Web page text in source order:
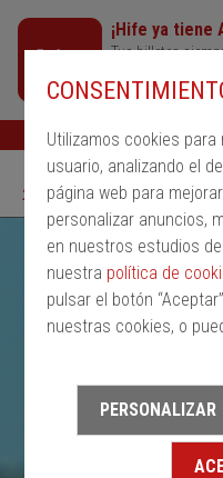
Utilizamos cookies
usuario, analizando el
página web para
personalizar anuncios,
en nuestros estudios
nuestra política de
pulsar el botón
nuestras cookies, o
PERSONALIZAR
¡Hife ya tiene
Tus billetes